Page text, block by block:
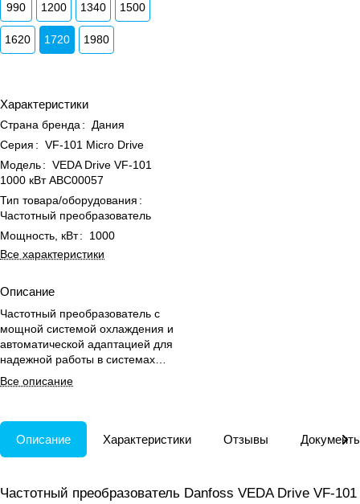
990 1200 1340 1500
1620 1720 1980
Характеристики
Страна бренда :
Дания
Серия : VF-101 Micro Drive
Модель: VEDA Drive VF-101
1000 кВт ABC00057
Тип товара/оборудования :
Частотный преобразователь
Мощность, кВт:
1000
Все характеристики
Описание
Частотный преобразователь с
мощной системой охлаждения и
автоматической адаптацией для
надежной работы в системах
ОВК при высоких температурах.
Все описание
Описание Характеристики Отзывы
Частотный преобразователь Danfoss VEDA Drive VF-101